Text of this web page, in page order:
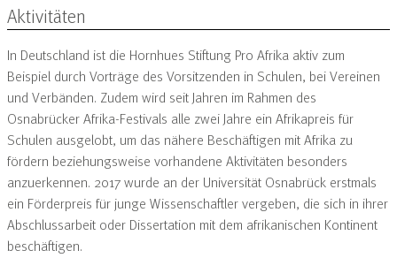
Aktivitäten
In Deutschland ist die Hornhues Stiftung Pro Afrika aktiv zum
Beispiel durch Vorträge des Vorsitzenden in Schulen, bei Vereinen
und Verbänden. Zudem wird seit Jahren im Rahmen des
Osnabrücker Afrika-Festivals alle zwei Jahre ein Afrikapreis für
Schulen ausgelobt, um das nähere Beschäftigen mit Afrika zu
fördern beziehungsweise vorhandene Aktivitäten besonders
anzuerkennen. 2017 wurde an der Universität Osnabrück erstmals
ein Förderpreis für junge Wissenschaftler vergeben, die sich in ihrer
Abschlussarbeit oder Dissertation mit dem afrikanischen Kontinent
beschäftigen.